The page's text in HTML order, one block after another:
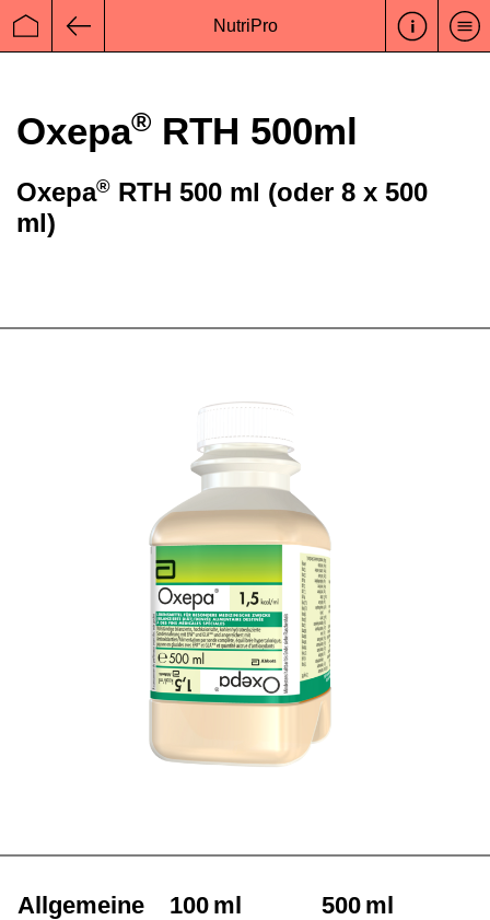
Startseite
NutriPro
Oxepa® RTH 500ml
Oxepa® RTH 500 ml (oder 8 x 500
ml)
Allgemeine
100 ml 500 ml